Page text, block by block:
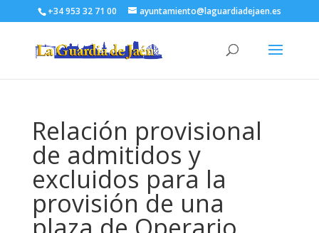
+34 953 32 71 00 ayuntamiento@laguardiadejaen.es
Relación provisional
de admitidos y
excluidos para la
provisión de una